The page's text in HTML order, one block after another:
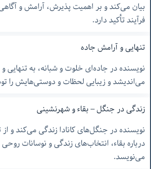
بیان می‌کند و بر اهمیت پذیرش، آرامش و
فرآیند تأکید دارد.
تنهایی و آرامش جاده
نویسنده در جاده‌ای خلوت و شبانه، به تنهایی
می‌اندیشد و زیبایی لحظات و دوستی‌هایش را
زندگی در جنگل – بقاء و شهرنشینی
نویسنده در جنگل‌های کانادا زندگی می‌کند و
درباره بقاء، انتخاب‌های زندگی و نوسانات
می‌نویسد.